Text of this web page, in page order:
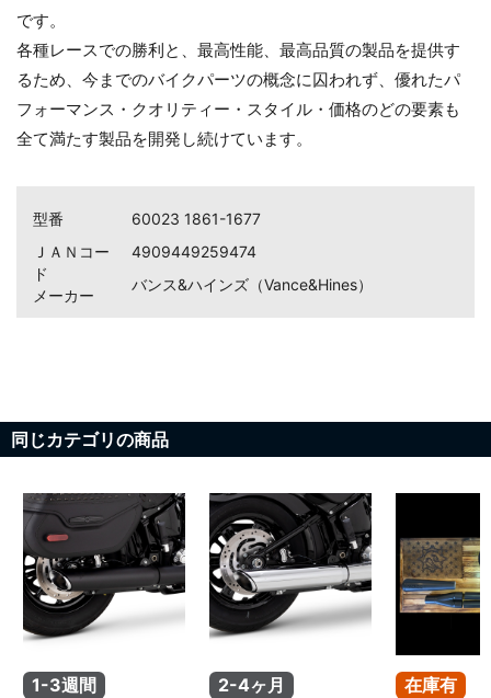
です。
各種レースでの勝利と、最高性能、最高品質の製品を提供す
るため、今までのバイクパーツの概念に囚われず、優れたパ
フォーマンス・クオリティー・スタイル・価格のどの要素も
全て満たす製品を開発し続けています。
型番
60023 1861-1677
ＪＡＮコー
ド
4909449259474
メーカー
バンス&ハインズ（Vance&Hines）
カートへ進む
同じカテゴリの商品
1-3週間
2-4ヶ月
在庫有